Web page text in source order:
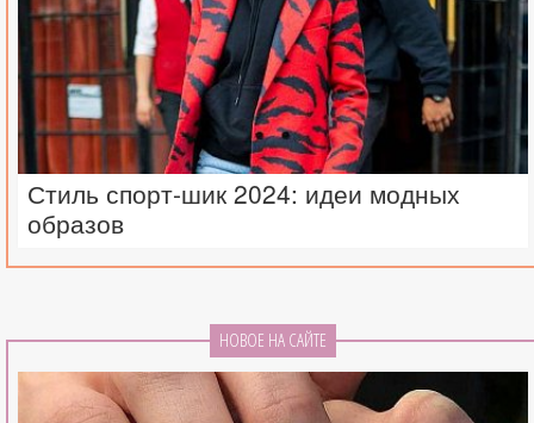
Стиль спорт-шик 2024: идеи модных
образов
НОВОЕ НА САЙТЕ